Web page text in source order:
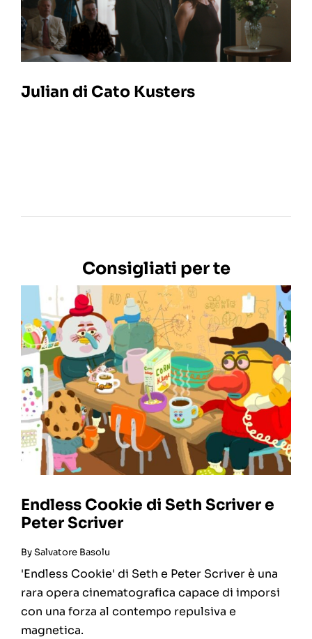
Julian di Cato Kusters
Consigliati per te
Endless Cookie di Seth Scriver e
Peter Scriver
BySalvatore Basolu
'Endless Cookie' di Seth e Peter Scriver è una
rara opera cinematografica capace di imporsi
con una forza al contempo repulsiva e
magnetica.